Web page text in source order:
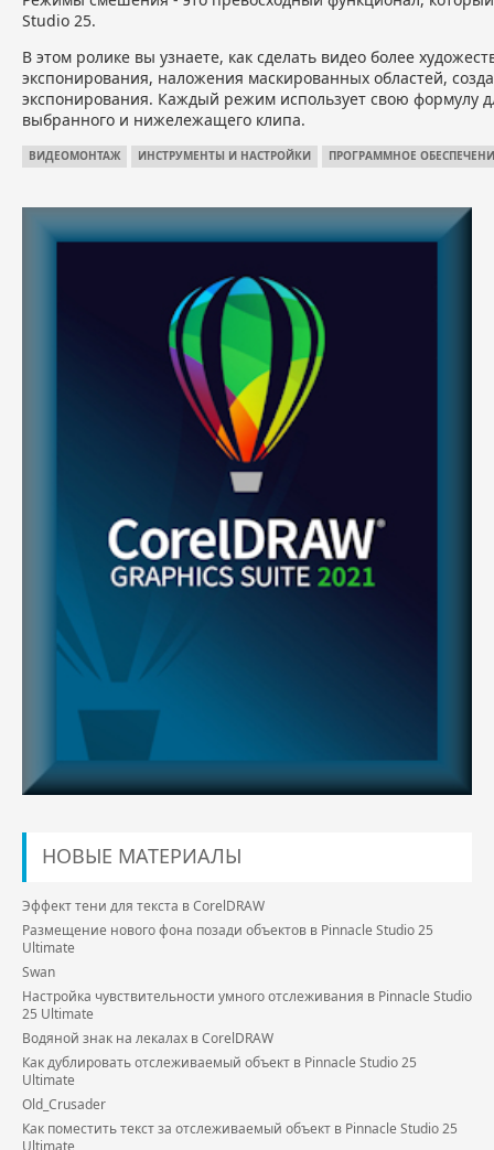
Studio 25.
В этом ролике вы узнаете, как сделать видео более
экспонирования, наложения маскированных областей,
экспонирования. Каждый режим использует свою формулу
выбранного и нижележащего клипа.
ВИДЕОМОНТАЖ ИНСТРУМЕНТЫ И НАСТРОЙКИ ПРОГРАММНОЕ
НОВЫЕ МАТЕРИАЛЫ
Эффект тени для текста в CorelDRAW
Размещение нового фона позади объектов в Pinnacle Studio 25
Ultimate
Swan
Настройка чувствительности умного отслеживания в Pinnacle Studio
25 Ultimate
Водяной знак на лекалах в CorelDRAW
Как дублировать отслеживаемый объект в Pinnacle Studio 25
Ultimate
Old_Crusader
Как поместить текст за отслеживаемый объект в Pinnacle Studio 25